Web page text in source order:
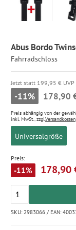
Abus Bordo
Fahrradschloss
Jetzt statt 199,95 € UVP
-11% 178,90
Preis abhängig von der
inkl. MwSt., zzgl.Versandkosten
Universalgröße
Preis:
-11% 178,90
SKU: 2983066 / EAN: